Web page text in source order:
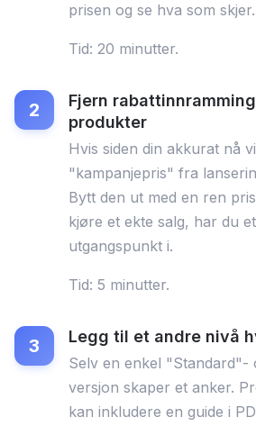
prisen og se hva som skjer.
Tid: 20 minutter.
Fjern
produkter
Hvis siden din akkurat nå
"kampanjepris" fra
Bytt den ut med en ren
kjøre et ekte salg, har du
utgangspunkt i.
Tid: 5 minutter.
Legg til et andre nivå
Selv en enkel "Standard"-
versjon skaper et anker.
kan inkludere en guide i